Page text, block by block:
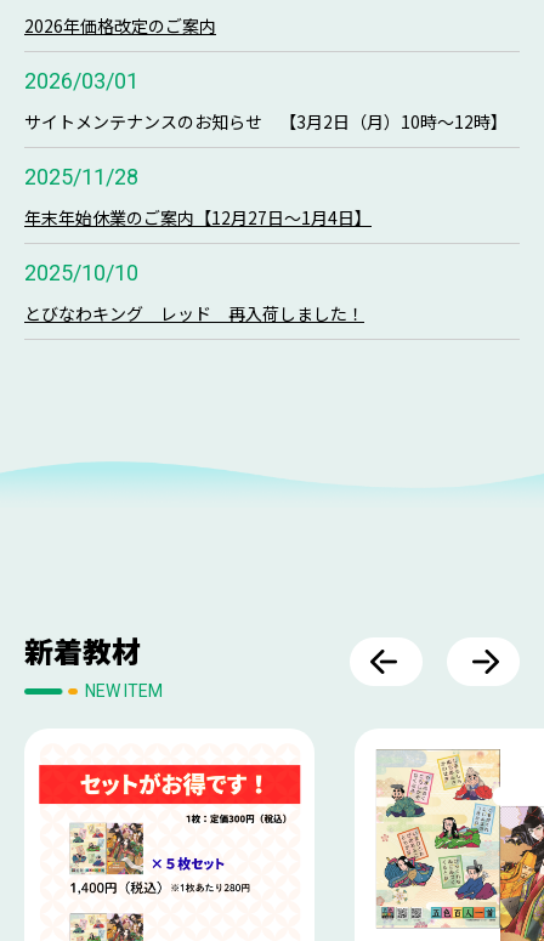
2026年価格改定のご案内
2026/03/01
サイトメンテナンスのお知らせ 【3月2日（月）10時～12時】
2025/11/28
年末年始休業のご案内【12月27日～1月4日】
2025/10/10
とびなわキング レッド 再入荷しました！
新着教材
NEW ITEM